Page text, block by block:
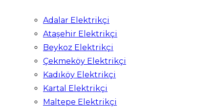
Adalar Elektrikçi
Ataşehir Elektrikçi
Beykoz Elektrikçi
Çekmeköy Elektrikçi
Kadıköy Elektrikçi
Kartal Elektrikçi
Maltepe Elektrikçi